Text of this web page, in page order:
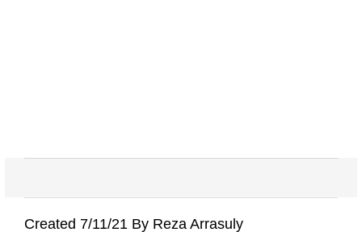
Created 7/11/21 By Reza Arrasuly